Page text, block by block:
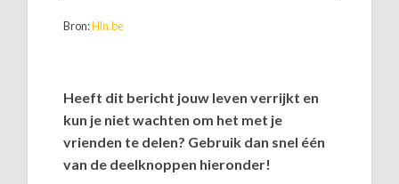
Bron:Hln.be
Heeft dit bericht jouw leven verrijkt en
kun je niet wachten om het met je
vrienden te delen? Gebruik dan snel één
van de deelknoppen hieronder!